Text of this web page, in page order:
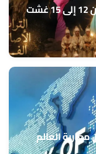
الدورة الـ14 لمهرجان أصوات نسائية من 12 إلى 15 غشت
مغاربة العالم